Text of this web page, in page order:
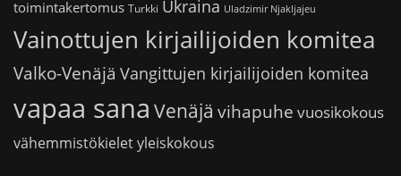
toimintakertomus Turkki Ukraina Uladzimir Njakljajeu
Vainottujen kirjailijoiden komitea
Valko-Venäjä Vangittujen kirjailijoiden komitea
vapaa sana Venäjä vihapuhe vuosikokous
vähemmistökieletyleiskokous